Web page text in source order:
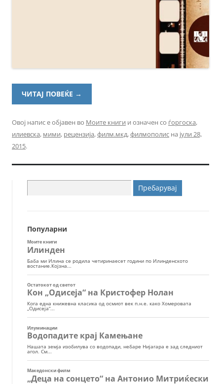
ЧИТАЈ ПОВЕЌЕ →
Овој напис е објавен во Моите книги и означен со ѓоргоска,
илиевска, мими, рецензија,филм.мкд,филмополис на јули 28,
2015.
за:
Популарни